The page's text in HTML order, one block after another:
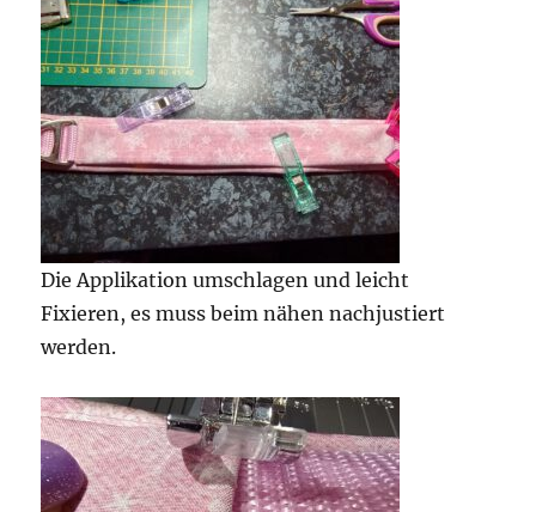
Die Applikation umschlagen und leicht
Fixieren, es muss beim nähen nachjustiert
werden.